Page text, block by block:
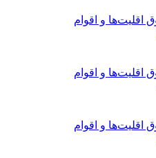
اقلیت‌ها و اقوام
اقلیت‌ها و اقوام
اقلیت‌ها و اقوام